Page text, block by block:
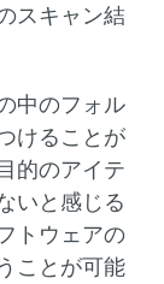
スキャン結
中のフォル
けることが
的のアイテ
いと感じる
トウェアの
ことが可能